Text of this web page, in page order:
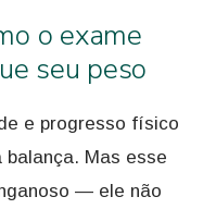
o exame
seu peso
e progresso físico
balança. Mas esse
— ele não